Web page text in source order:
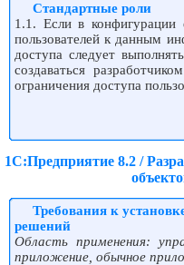
Стандартные роли
1.1. Если в конфигурации
пользователей к данным
доступа следует
создаваться
ограничения доступа
1С:Предприятие 8.2 /
Требования к
решений
Область применения:
приложение, обычное